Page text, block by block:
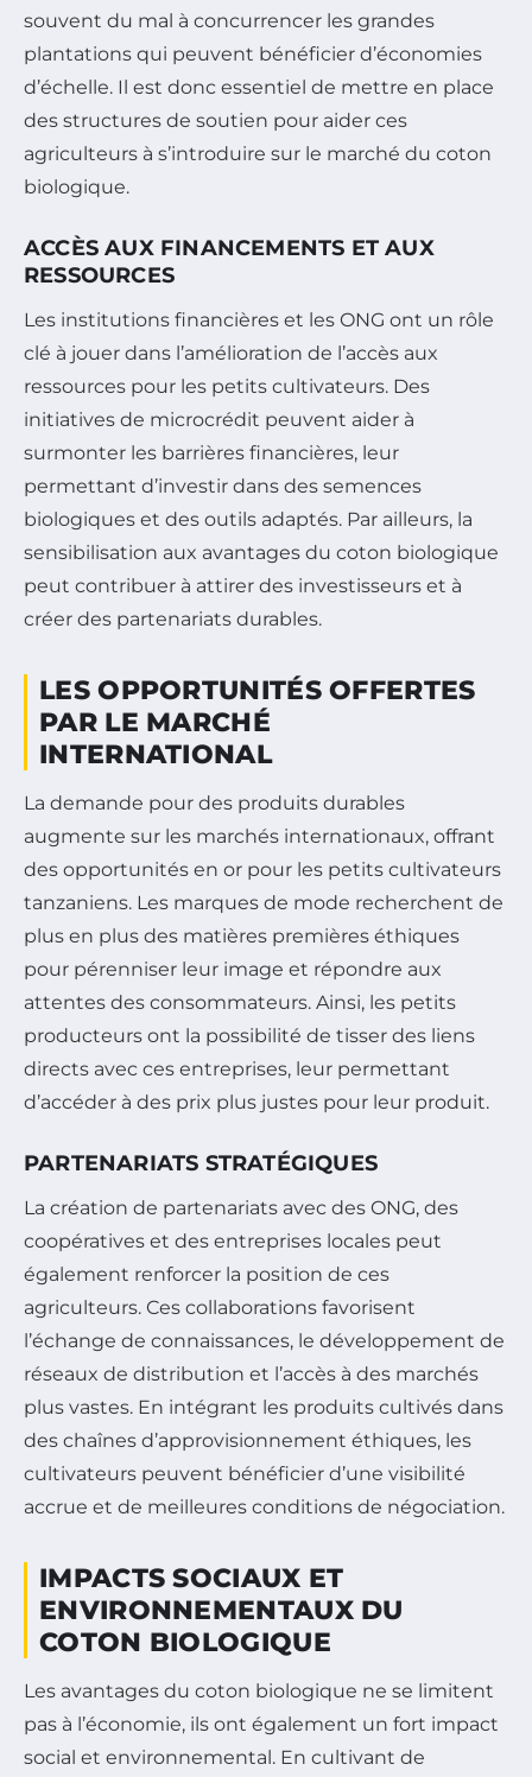
souvent du mal à concurrencer les grandes
plantations qui peuvent bénéficier d’économies
d’échelle. Il est donc essentiel de mettre en place
des structures de soutien pour aider ces
agriculteurs à s’introduire sur le marché du coton
biologique.
ACCÈS AUX FINANCEMENTS ET AUX
RESSOURCES
Les institutions financières et les ONG ont un rôle
clé à jouer dans l’amélioration de l’accès aux
ressources pour les petits cultivateurs. Des
initiatives de microcrédit peuvent aider à
surmonter les barrières financières, leur
permettant d’investir dans des semences
biologiques et des outils adaptés. Par ailleurs, la
sensibilisation aux avantages du coton biologique
peut contribuer à attirer des investisseurs et à
créer des partenariats durables.
LES OPPORTUNITÉS OFFERTES
PAR LE MARCHÉ
INTERNATIONAL
La demande pour des produits durables
augmente sur les marchés internationaux, offrant
des opportunités en or pour les petits cultivateurs
tanzaniens. Les marques de mode recherchent de
plus en plus des matières premières éthiques
pour pérenniser leur image et répondre aux
attentes des consommateurs. Ainsi, les petits
producteurs ont la possibilité de tisser des liens
directs avec ces entreprises, leur permettant
d’accéder à des prix plus justes pour leur produit.
PARTENARIATS STRATÉGIQUES
La création de partenariats avec des ONG, des
coopératives et des entreprises locales peut
également renforcer la position de ces
agriculteurs. Ces collaborations favorisent
l’échange de connaissances, le développement de
réseaux de distribution et l’accès à des marchés
plus vastes. En intégrant les produits cultivés dans
des chaînes d’approvisionnement éthiques, les
cultivateurs peuvent bénéficier d’une visibilité
accrue et de meilleures conditions de négociation.
IMPACTS SOCIAUX ET
ENVIRONNEMENTAUX DU
COTON BIOLOGIQUE
Les avantages du coton biologique ne se limitent
pas à l’économie, ils ont également un fort impact
social et environnemental. En cultivant de